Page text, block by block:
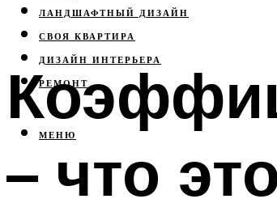
ЛАНДШАФТНЫЙ ДИЗАЙН
СВОЯ КВАРТИРА
ДИЗАЙН ИНТЕРЬЕРА
РЕМОНТ
МЕНЮ
– что